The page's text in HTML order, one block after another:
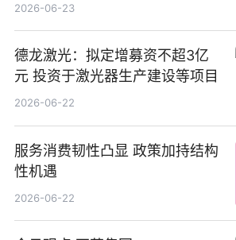
2026-06-23
德龙激光：拟定增募资不超3亿
元 投资于激光器生产建设等项目
2026-06-22
服务消费韧性凸显 政策加持结构
性机遇
2026-06-22